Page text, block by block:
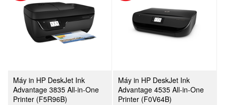
Máy in HP DeskJet Ink
Advantage 3835 All-in-One
Printer (F5R96B)
Máy in HP DeskJet Ink
Advantage 4535 All-in-One
Printer (F0V64B)